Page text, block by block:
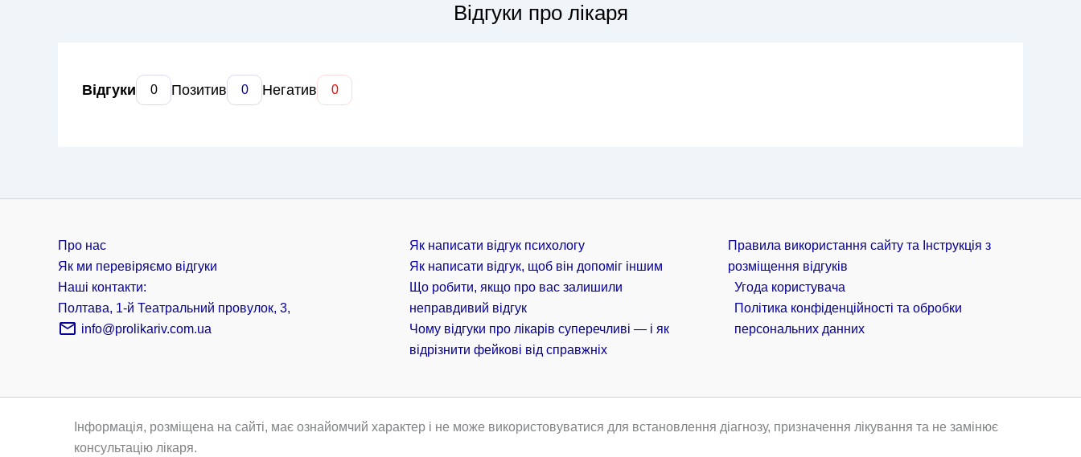
Відгуки про лікаря
Відгуки 0 Позитив 0 Негатив 0
Про нас
Як ми перевіряємо відгуки
Наші контакти:
Полтава, 1-й Театральний провулок, 3,
info@prolikariv.com.ua
Як написати відгук психологу
Як написати відгук, щоб він допоміг іншим
Що робити, якщо про вас залишили
неправдивий відгук
Чому відгуки про лікарів суперечливі — і як
відрізнити фейкові від справжніх
Правила використання сайту та Інструкція з
розміщення відгуків
Угода користувача
Політика конфіденційності та обробки
персональних данних
Інформація, розміщена на сайті, має ознайомчий характер і не може використовуватися для встановлення діагнозу, призначення лікування та не замінює
консультацію лікаря.